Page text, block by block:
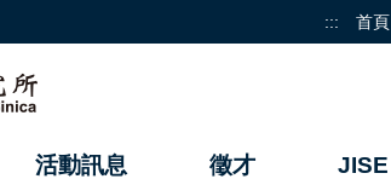
::: 首頁
活動訊息 徵才 JISE